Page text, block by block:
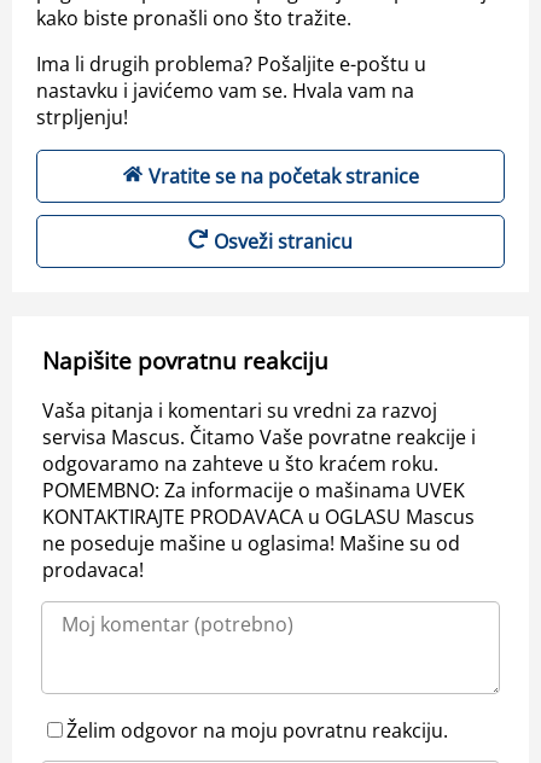
kako biste pronašli ono što tražite.
Ima li drugih problema? Pošaljite e-poštu u
nastavku i javićemo vam se. Hvala vam na
strpljenju!
Vratite se na početak stranice
Osveži stranicu
Napišite povratnu reakciju
Vaša pitanja i komentari su vredni za razvoj
servisa Mascus. Čitamo Vaše povratne reakcije i
odgovaramo na zahteve u što kraćem roku.
POMEMBNO: Za informacije o mašinama UVEK
KONTAKTIRAJTE PRODAVACA u OGLASU Mascus
ne poseduje mašine u oglasima! Mašine su od
prodavaca!
Želim odgovor na moju povratnu reakciju.